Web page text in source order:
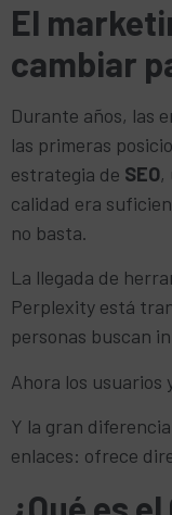
El
cambiar
Durante años, las
las primeras
estrategia de SEO,
calidad era
no basta.
La llegada de
Perplexity está
personas buscan
Ahora los usuarios
Y la gran
enlaces: ofrece